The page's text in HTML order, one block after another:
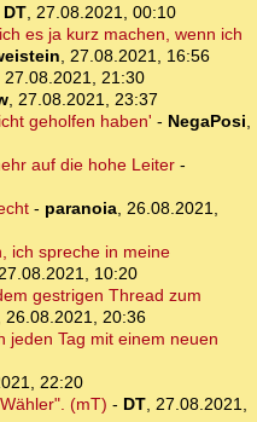
DT, 27.08.2021, 00:10
es ja kurz machen, wenn ich
, 27.08.2021, 16:56
27.08.2021, 21:30
, 27.08.2021, 23:37
geholfen haben' - NegaPosi,
auf die hohe Leiter-
- paranoia, 26.08.2021,
ich spreche in meine
10:20
gestrigen Thread zum
26.08.2021, 20:36
jeden Tag mit einem neuen
22:20
(mT) - DT, 27.08.2021,